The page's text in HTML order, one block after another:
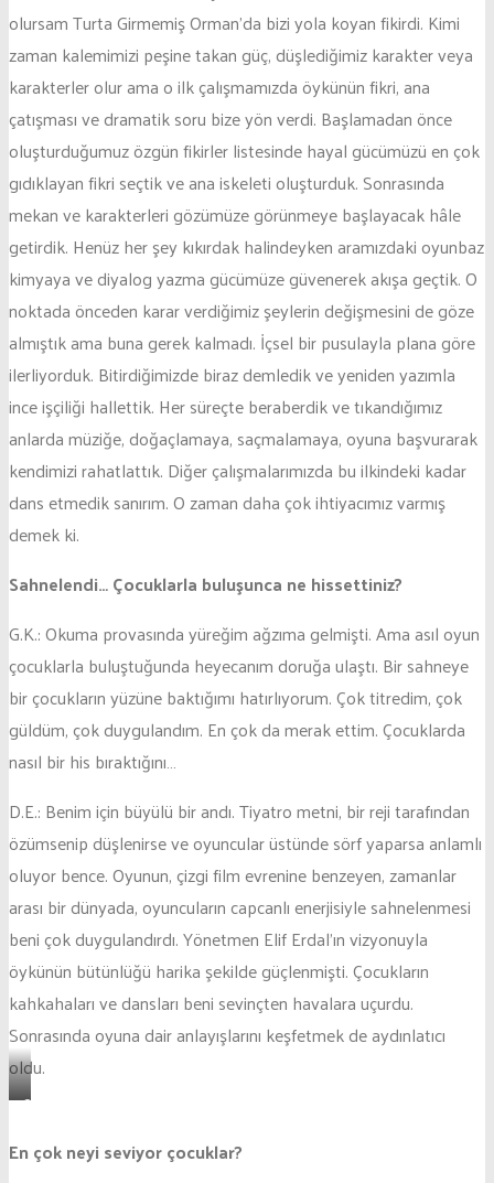
olursam Turta Girmemiş Orman’da bizi yola koyan fikirdi. Kimi
zaman kalemimizi peşine takan güç, düşlediğimiz karakter veya
karakterler olur ama o ilk çalışmamızda öykünün fikri, ana
çatışması ve dramatik soru bize yön verdi. Başlamadan önce
oluşturduğumuz özgün fikirler listesinde hayal gücümüzü en çok
gıdıklayan fikri seçtik ve ana iskeleti oluşturduk. Sonrasında
mekan ve karakterleri gözümüze görünmeye başlayacak hâle
getirdik. Henüz her şey kıkırdak halindeyken aramızdaki oyunbaz
kimyaya ve diyalog yazma gücümüze güvenerek akışa geçtik. O
noktada önceden karar verdiğimiz şeylerin değişmesini de göze
almıştık ama buna gerek kalmadı. İçsel bir pusulayla plana göre
ilerliyorduk. Bitirdiğimizde biraz demledik ve yeniden yazımla
ince işçiliği hallettik. Her süreçte beraberdik ve tıkandığımız
anlarda müziğe, doğaçlamaya, saçmalamaya, oyuna başvurarak
kendimizi rahatlattık. Diğer çalışmalarımızda bu ilkindeki kadar
dans etmedik sanırım. O zaman daha çok ihtiyacımız varmış
demek ki.
Sahnelendi… Çocuklarla buluşunca ne hissettiniz?
G.K.: Okuma provasında yüreğim ağzıma gelmişti. Ama asıl oyun
çocuklarla buluştuğunda heyecanım doruğa ulaştı. Bir sahneye
bir çocukların yüzüne baktığımı hatırlıyorum. Çok titredim, çok
güldüm, çok duygulandım. En çok da merak ettim. Çocuklarda
nasıl bir his bıraktığını…
D.E.: Benim için büyülü bir andı. Tiyatro metni, bir reji tarafından
özümsenip düşlenirse ve oyuncular üstünde sörf yaparsa anlamlı
oluyor bence. Oyunun, çizgi film evrenine benzeyen, zamanlar
arası bir dünyada, oyuncuların capcanlı enerjisiyle sahnelenmesi
beni çok duygulandırdı. Yönetmen Elif Erdal’ın vizyonuyla
öykünün bütünlüğü harika şekilde güçlenmişti. Çocukların
kahkahaları ve dansları beni sevinçten havalara uçurdu.
Sonrasında oyuna dair anlayışlarını keşfetmek de aydınlatıcı
oldu.
Oyundan
sahne
En çok neyi seviyor çocuklar?